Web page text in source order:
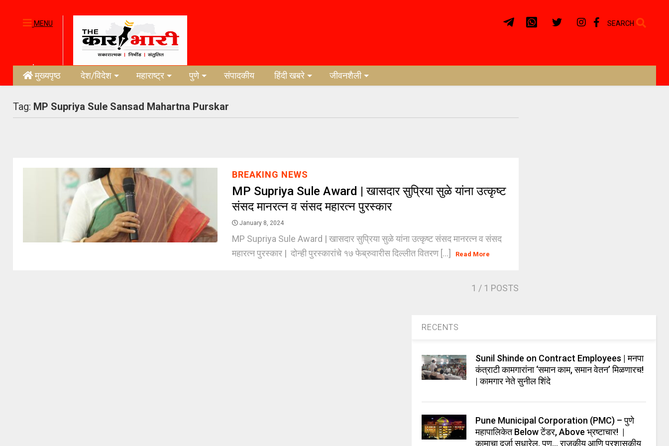
MENU SEARCH
मुख्यपृष्ठ देश/विदेश महाराष्ट्र पुणे संपादकीय हिंदी खबरे जीवनशैली
Tag: MP Supriya Sule Sansad Mahartna Purskar
BREAKING NEWS
MP Supriya Sule Award | खासदार सुप्रिया सुळे यांना उत्कृष्ट
संसद मानरत्न व संसद महारत्न पुरस्कार
January 8, 2024
MP Supriya Sule Award | खासदार सुप्रिया सुळे यांना उत्कृष्ट संसद मानरत्न व संसद
महारत्न पुरस्कार | दोन्ही पुरस्कारांचे १७ फेब्रुवारीस दिल्लीत वितरण [...]
Read More
1 / 1 POSTS
RECENTS
Sunil Shinde on Contract Employees | मनपा
कंत्राटी कामगारांना ‘समान काम, समान वेतन’ मिळणारच!
| कामगार नेते सुनील शिंदे
Pune Municipal Corporation (PMC) – पुणे
महापालिकेत Below टेंडर, Above भ्रष्टाचार! |
कामाचा दर्जा सुधारेल, पण… राजकीय आणि प्रशासकीय